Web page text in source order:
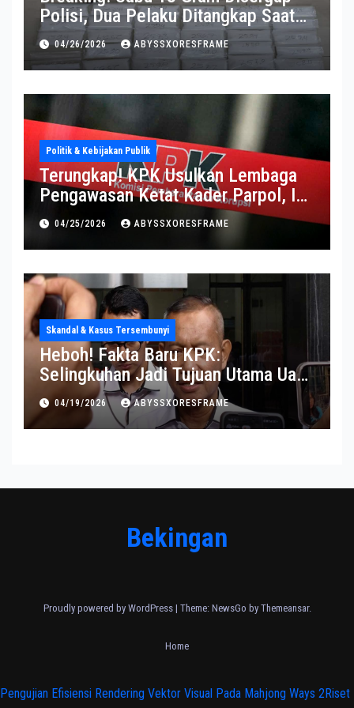
Polisi, Dua Pelaku Ditangkap Saat
Operasi Berlangsung Di Tempat
04/26/2026 ABYSSXORESFRAME
Politik & Kebijakan Publik
Terungkap! KPK Usulkan Lembaga
Pengawasan Ketat Kader Parpol, Ini
Alasannya
04/25/2026 ABYSSXORESFRAME
Skandal & Kasus Tersembunyi
Heboh! Fakta Baru KPK:
Selingkuhan Jadi Tujuan Utama Uang
Korupsi
04/19/2026 ABYSSXORESFRAME
Bekingan
Proudly powered by WordPress | Theme: NewsGo by Themeansar.
Home
Pengujian Efisiensi Rendering Vektor Visual Pada Mahjong Ways 2Riset